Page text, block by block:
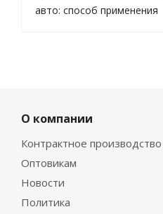
авто: способ применения
О компании
Контрактное производство
Оптовикам
Новости
Политика